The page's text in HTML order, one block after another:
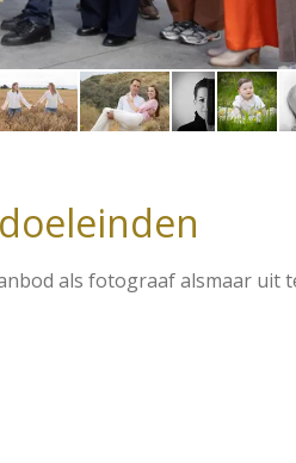
als fotograaf alsmaar uit